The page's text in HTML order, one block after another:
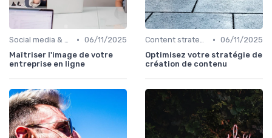
Social media & e-réputation • 06/11/2025
Maîtriser l'image de votre
entreprise en ligne
Content strategy & content marketing • 06/11/2025
Optimisez votre stratégie de
création de contenu